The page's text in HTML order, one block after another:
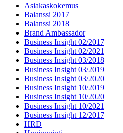
Asiakaskokemus
Balanssi 2017
Balanssi 2018
Brand Ambassador
Business Insight 02/2017
Business Insight 02/2021
Business Insight 03/2018
Business Insight 03/2019
Business Insight 03/2020
Business Insight 10/2019
Business Insight 10/2020
Business Insight 10/2021
Business Insight 12/2017
HRD